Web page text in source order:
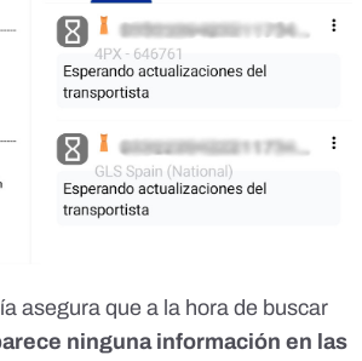
asegura que a la hora de buscar
ninguna información en las